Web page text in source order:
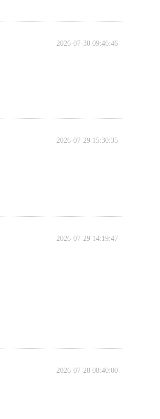
2026-07-30 09:46:46
2026-07-29 15:30:35
2026-07-29 14:19:47
2026-07-28 08:40:00